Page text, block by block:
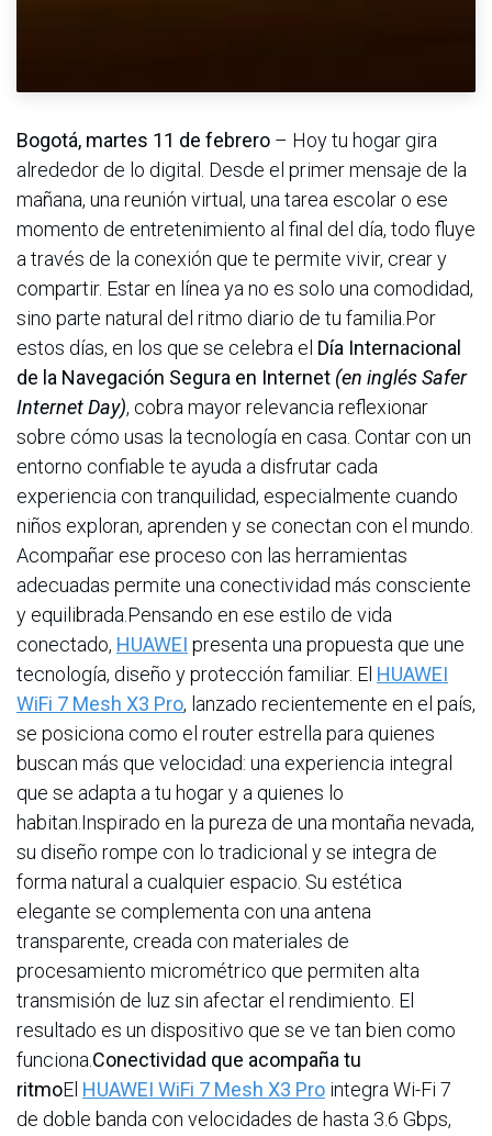
Bogotá, martes 11 de febrero – Hoy tu hogar gira
alrededor de lo digital. Desde el primer mensaje de la
mañana, una reunión virtual, una tarea escolar o ese
momento de entretenimiento al final del día, todo fluye
a través de la conexión que te permite vivir, crear y
compartir. Estar en línea ya no es solo una comodidad,
sino parte natural del ritmo diario de tu familia.Por
estos días, en los que se celebra el Día Internacional
de la Navegación Segura en Internet (en inglés Safer
Internet Day), cobra mayor relevancia reflexionar
sobre cómo usas la tecnología en casa. Contar con un
entorno confiable te ayuda a disfrutar cada
experiencia con tranquilidad, especialmente cuando
niños exploran, aprenden y se conectan con el mundo.
Acompañar ese proceso con las herramientas
adecuadas permite una conectividad más consciente
y equilibrada.Pensando en ese estilo de vida
conectado, HUAWEI presenta una propuesta que une
tecnología, diseño y protección familiar. El HUAWEI
WiFi 7 Mesh X3 Pro, lanzado recientemente en el país,
se posiciona como el router estrella para quienes
buscan más que velocidad: una experiencia integral
que se adapta a tu hogar y a quienes lo
habitan.Inspirado en la pureza de una montaña nevada,
su diseño rompe con lo tradicional y se integra de
forma natural a cualquier espacio. Su estética
elegante se complementa con una antena
transparente, creada con materiales de
procesamiento micrométrico que permiten alta
transmisión de luz sin afectar el rendimiento. El
resultado es un dispositivo que se ve tan bien como
funciona.Conectividad que acompaña tu
ritmoEl HUAWEI WiFi 7 Mesh X3 Pro integra Wi-Fi 7
de doble banda con velocidades de hasta 3.6 Gbps,